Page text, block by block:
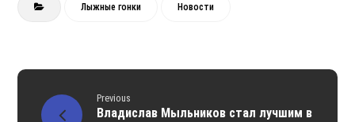
Лыжные гонки Новости
Previous
Владислав Мыльников стал лучшим в